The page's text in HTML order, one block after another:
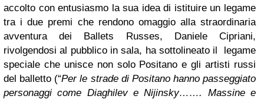
accolto con entusiasmo la sua idea di istituire un legame
tra i due premi che rendono omaggio alla straordinaria
avventura dei Ballets Russes, Daniele Cipriani,
rivolgendosi al pubblico in sala, ha sottolineato il legame
speciale che unisce non solo Positano e gli artisti russi
del balletto (“Per le strade di Positano hanno passeggiato
personaggi come Diaghilev e Nijinsky……. Massine e